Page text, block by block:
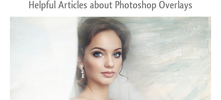
Helpful Articles about Photoshop Overlays